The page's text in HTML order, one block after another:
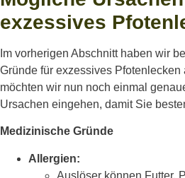
exzessives
Im vorherigen Abschnitt haben wir
Gründe für exzessives
möchten wir nun noch einmal
Ursachen eingehen, damit Sie
Medizinische Gründe
Allergien:
Auslöser können Futter,